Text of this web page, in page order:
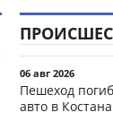
06 авг 2026
Пешеход
авто в